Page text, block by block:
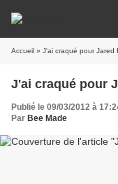
Accueil » J'ai craqué pour Jared
J'ai craqué pour
Publié le 09/03/2012 à
Par Bee Made